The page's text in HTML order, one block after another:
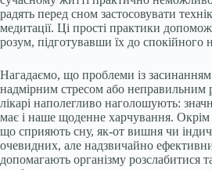
радять перед сном застосовувати
медитації. Ці прості практики
розум, підготувавши їх до спокійного
Нагадаємо, що проблеми із засинанням
надмірним стресом або
лікарі наполегливо наголошують:
має і наше щоденне харчування. Окрім
що сприяють сну, як-от вишня чи
очевидних, але надзвичайно
допомагають організму розслабитися